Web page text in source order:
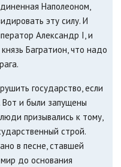
Наполеоном,
эту силу. И
Александр I, и
Багратион, что надо
государство, если
и были запущены
призывались к тому,
строй.
в песне, ставшей
до основания